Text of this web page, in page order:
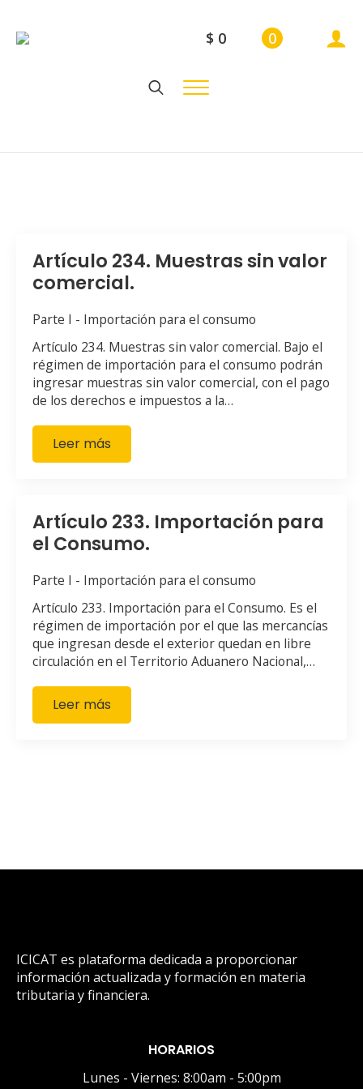
$ 0 0
Artículo 234. Muestras sin valor
comercial.
Parte I - Importación para el consumo
Artículo 234. Muestras sin valor comercial. Bajo el
régimen de importación para el consumo podrán
ingresar muestras sin valor comercial, con el pago
de los derechos e impuestos a la…
Leer más
Artículo 233. Importación para
el Consumo.
Parte I - Importación para el consumo
Artículo 233. Importación para el Consumo. Es el
régimen de importación por el que las mercancías
que ingresan desde el exterior quedan en libre
circulación en el Territorio Aduanero Nacional,…
Leer más
ICICAT es plataforma dedicada a proporcionar
información actualizada y formación en materia
tributaria y financiera.
HORARIOS
Lunes - Viernes: 8:00am - 5:00pm